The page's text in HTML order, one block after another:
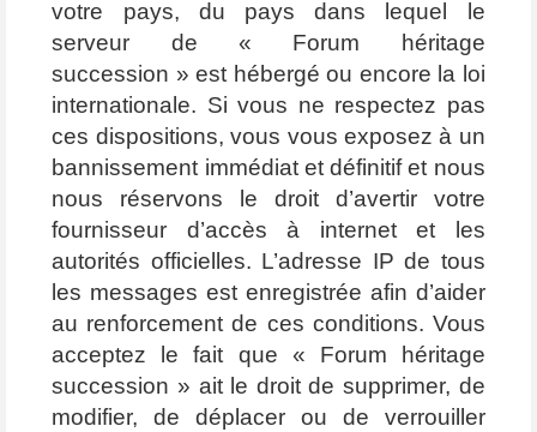
votre pays, du pays dans lequel le
serveur de « Forum héritage
succession » est hébergé ou encore la loi
internationale. Si vous ne respectez pas
ces dispositions, vous vous exposez à un
bannissement immédiat et définitif et nous
nous réservons le droit d’avertir votre
fournisseur d’accès à internet et les
autorités officielles. L’adresse IP de tous
les messages est enregistrée afin d’aider
au renforcement de ces conditions. Vous
acceptez le fait que « Forum héritage
succession » ait le droit de supprimer, de
modifier, de déplacer ou de verrouiller